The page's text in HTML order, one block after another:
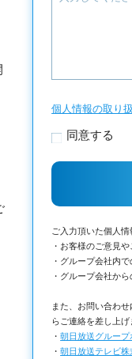
個人情報の取り
同意する
ご入力頂いた個人
・お客様のご意見
・グループ会社内
・グループ会社か
また、お問い合わ
らご連絡を差し上げ
・朝日放送グルー
・朝日放送テレビ株